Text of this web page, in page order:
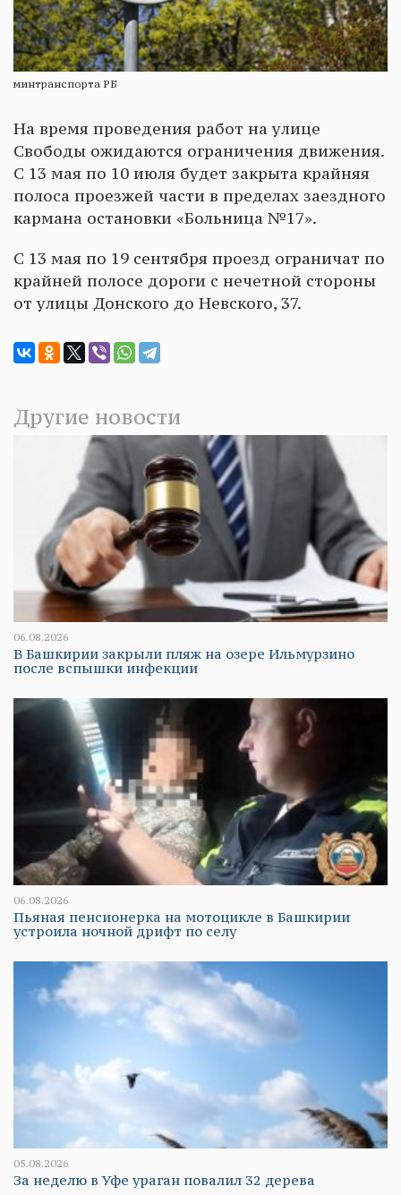
минтранспорта РБ
На время проведения работ на улице
Свободы ожидаются ограничения движения.
С 13 мая по 10 июля будет закрыта крайняя
полоса проезжей части в пределах заездного
кармана остановки «Больница №17».
С 13 мая по 19 сентября проезд ограничат по
крайней полосе дороги с нечетной стороны
от улицы Донского до Невского, 37.
Другие новости
06.08.2026
В Башкирии закрыли пляж на озере Ильмурзино
после вспышки инфекции
06.08.2026
Пьяная пенсионерка на мотоцикле в Башкирии
устроила ночной дрифт по селу
05.08.2026
За неделю в Уфе ураган повалил 32 дерева